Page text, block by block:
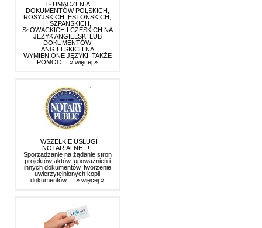
TŁUMACZENIA
DOKUMENTÓW POLSKICH,
ROSYJSKICH, ESTOŃSKICH,
HISZPAŃSKICH,
SŁOWACKICH I CZESKICH NA
JĘZYK ANGIELSKI LUB
DOKUMENTÓW
ANGIELSKICH NA
WYMIENIONE JĘZYKI. TAKŻE
POMOC… » więcej »
WSZELKIE USŁUGI
NOTARIALNE !!!
Sporządzanie na żądanie stron
projektów aktów, upoważnień i
innych dokumentów, tworzenie
uwierzytelnionych kopii
dokumentów,… » więcej »